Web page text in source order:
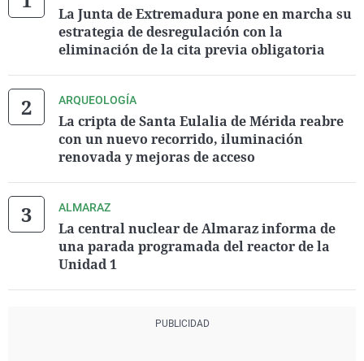
La Junta de Extremadura pone en marcha su
estrategia de desregulación con la
eliminación de la cita previa obligatoria
ARQUEOLOGÍA
La cripta de Santa Eulalia de Mérida reabre
con un nuevo recorrido, iluminación
renovada y mejoras de acceso
ALMARAZ
La central nuclear de Almaraz informa de
una parada programada del reactor de la
Unidad 1